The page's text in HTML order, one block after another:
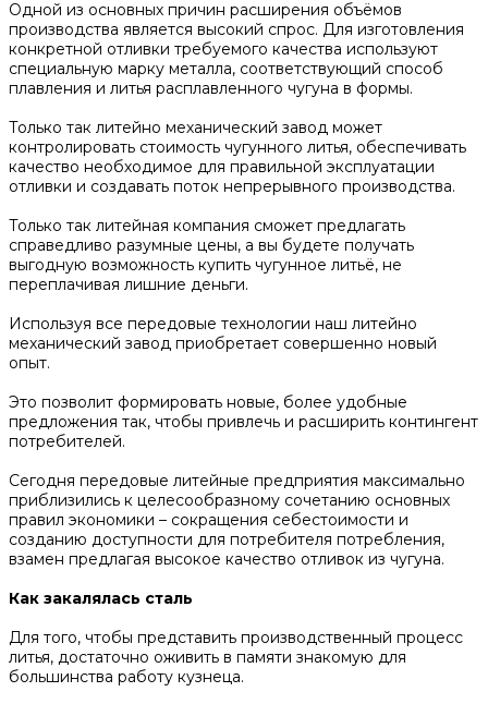
Одной из основных причин расширения объёмов
производства является высокий спрос. Для изготовления
конкретной отливки требуемого качества используют
специальную марку металла, соответствующий способ
плавления и литья расплавленного чугуна в формы.
Только так литейно механический завод может
контролировать стоимость чугунного литья, обеспечивать
качество необходимое для правильной эксплуатации
отливки и создавать поток непрерывного производства.
Только так литейная компания сможет предлагать
справедливо разумные цены, а вы будете получать
выгодную возможность купить чугунное литьё, не
переплачивая лишние деньги.
Используя все передовые технологии наш литейно
механический завод приобретает совершенно новый
опыт.
Это позволит формировать новые, более удобные
предложения так, чтобы привлечь и расширить контингент
потребителей.
Сегодня передовые литейные предприятия максимально
приблизились к целесообразному сочетанию основных
правил экономики – сокращения себестоимости и
созданию доступности для потребителя потребления,
взамен предлагая высокое качество отливок из чугуна.
Как закалялась сталь
Для того, чтобы представить производственный процесс
литья, достаточно оживить в памяти знакомую для
большинства работу кузнеца.